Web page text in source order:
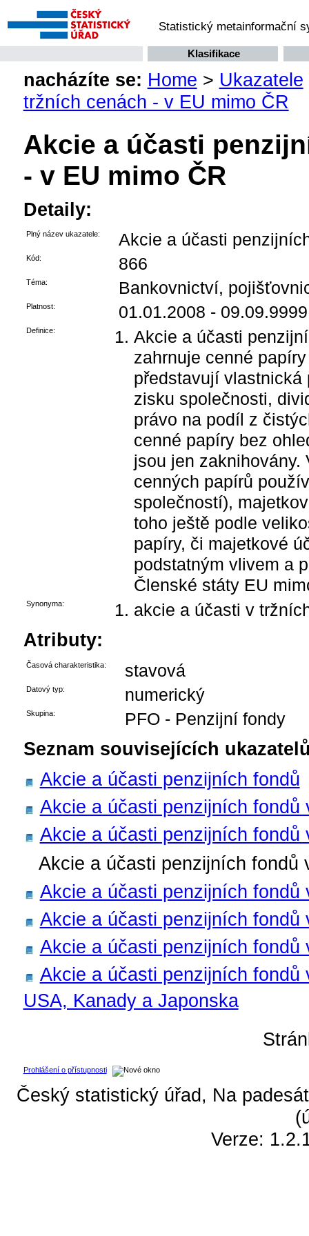
Statistický metainformační
Klasifikace
nacházíte se: Home > Ukazatele
tržních cenách - v EU mimo ČR
Akcie a účasti
- v EU mimo ČR
Detaily:
Plný název ukazatele: Akcie a účasti
Kód: 866
Téma: Bankovnictví,
Platnost: 01.01.2008 - 09.09.9999
Definice:
Akcie a účasti
zahrnuje cenné
představují vlastnická
zisku společnosti,
právo na podíl z
cenné papíry bez
jsou jen
cenných papírů
společností),
toho ještě podle
papíry, či majetkové
podstatným vlivem a
Členské státy EU
Synonyma: akcie a účasti v
Atributy:
Časová charakteristika: stavová
Datový typ: numerický
Skupina: PFO - Penzijní fondy
Seznam souvisejících
Akcie a účasti penzijních fondů
Akcie a účasti penzijních fondů
Akcie a účasti penzijních
Akcie a účasti penzijních
Akcie a účasti penzijních
Akcie a účasti penzijních
Akcie a účasti penzijních
Akcie a účasti penzijních
USA, Kanady a Japonska
Prohlášení o přístupnosti
Český statistický úřad, Na
Verze: